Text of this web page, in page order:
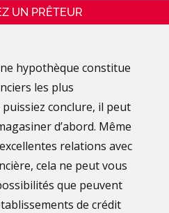
UN PRÊTEUR
hypothèque constitue
les plus
conclure, il peut
d’abord. Même
relations avec
cela ne peut vous
que peuvent
de crédit